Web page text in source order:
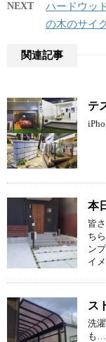
NEXT
ハードウッ
の木のサイ
関連記事
テ
本
皆
ち
ン
イ
ス
洗
も…